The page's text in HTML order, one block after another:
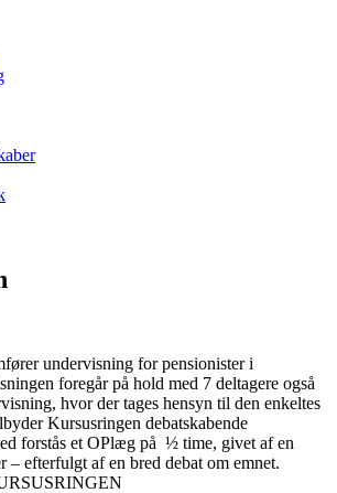
undervisning for pensionister i
foregår på hold med 7 deltagere også
hvor der tages hensyn til den enkeltes
Kursusringen debatskabende
forstås et OPlæg på ½ time, givet af en
– efterfulgt af en bred debat om emnet.